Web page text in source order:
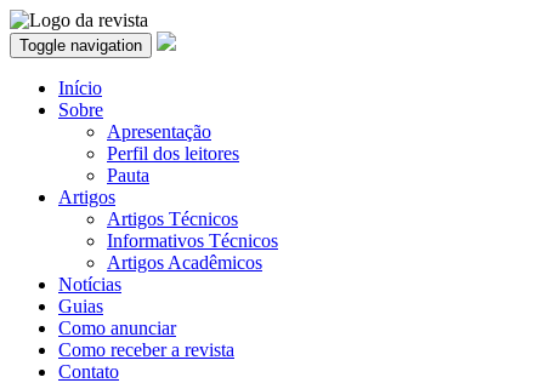
Toggle navigation
Início
Sobre
Apresentação
Perfil dos leitores
Pauta
Artigos
Artigos Técnicos
Informativos Técnicos
Artigos Acadêmicos
Notícias
Guias
Como anunciar
Como receber a revista
Contato